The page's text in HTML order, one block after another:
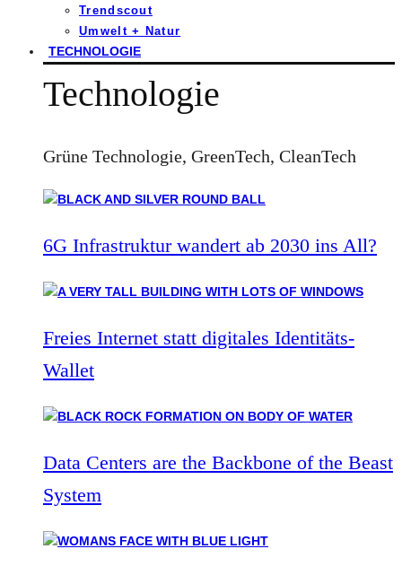
Trendscout
Umwelt + Natur
TECHNOLOGIE
Technologie
Grüne Technologie, GreenTech, CleanTech
6G Infrastruktur wandert ab 2030 ins All?
Freies Internet statt digitales Identitäts-
Wallet
Data Centers are the Backbone of the Beast
System